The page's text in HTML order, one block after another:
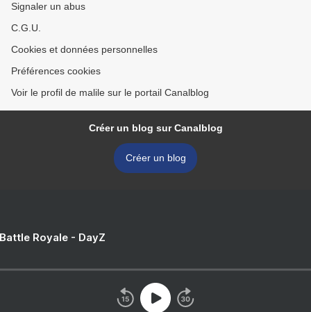
Signaler un abus
C.G.U.
Cookies et données personnelles
Préférences cookies
Voir le profil de malile sur le portail Canalblog
Créer un blog sur Canalblog
Créer un blog
Royale - DayZ